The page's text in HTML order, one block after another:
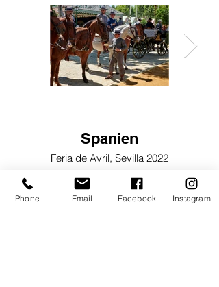
Spanien
Feria de Avril, Sevilla 2022
Phone Email Facebook Instagram